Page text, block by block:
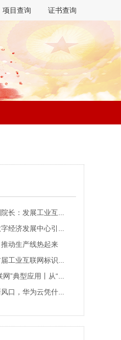
项目查询 证书查询
工业互联网需要长期不懈努力
发展中心引领新发展
动生产线热起来
网标识生态大会即将在京开幕
制造”走向“智造” 探访中天科技智慧工厂
，华为云凭什么？